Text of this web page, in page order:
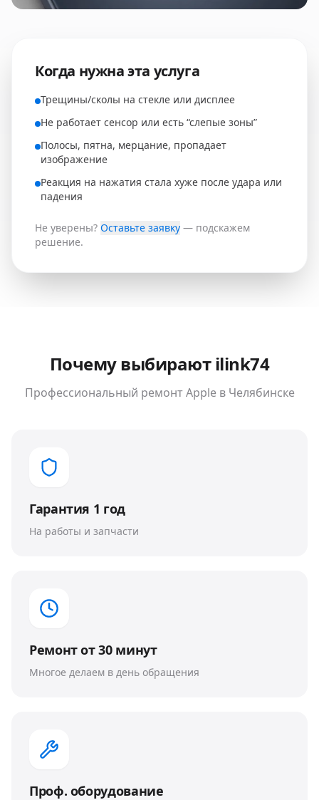
Когда нужна эта услуга
Трещины/сколы на стекле или дисплее
Не работает сенсор или есть “слепые зоны”
Полосы, пятна, мерцание, пропадает
изображение
Реакция на нажатия стала хуже после удара или
падения
Не уверены? Оставьте заявку — подскажем
решение.
Почему выбирают ilink74
Профессиональный ремонтAppleв Челябинске
Гарантия 1 год
На работы и запчасти
Ремонт от 30 минут
Многое делаем в день обращения
Проф. оборудование